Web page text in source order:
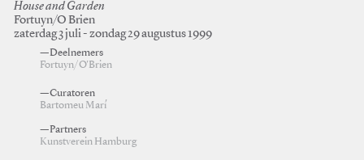
House and Garden
Fortuyn/O Brien
zaterdag 3 juli - zondag 29 augustus 1999
—Deelnemers
Fortuyn/O'Brien
—Curatoren
Bartomeu Marí
—Partners
Kunstverein Hamburg